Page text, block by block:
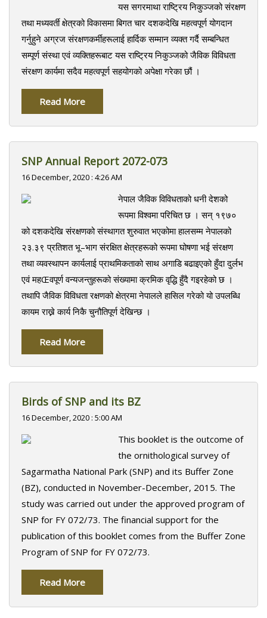
यस सगरमाथा राष्ट्रिय निकुञ्जको संरक्षण
तथा मध्यवर्ती क्षेत्रको विकासमा बिगत चार दशकदेखि महत्वपूर्ण योगदान
गर्नुहुने अग्रज संरक्षणकर्मीहरूलाई हार्दिक सम्मान व्यक्त गर्दै सम्बन्धित
सम्पूर्ण संस्था एवं व्यक्तिहरूबाट यस राष्ट्रिय निकुञ्जको जैविक विविधता
संरक्षण कार्यमा सदैव महत्वपूर्ण सहयोगको अपेक्षा गरेका छौं ।
Read More
SNP Annual Report 2072-073
16 December, 2020 : 4:26 AM
नेपाल जैविक विविधताको धनी देशको
रूपमा विश्वमा परिचित छ । सन् १९७०
को दशकदेखि संरक्षणको संस्थागत शुरुवात भएकोमा हालसम्म नेपालको
२३.३९ प्रतिशत भू–भाग संरक्षित क्षेत्रहरूको रूपमा घोषणा भई संरक्षण
तथा व्यवस्थापन कार्यलाई प्राथमिकताको साथ अगाडि बढाइएको हुँदा दुर्लभ
एवं महŒवपूर्ण वन्यजन्तुहरूको संख्यामा क्रमिक वृद्धि हुँदै गइरहेको छ ।
तथापि जैविक विविधता रक्षणको क्षेत्रमा नेपालले हासिल गरेको यो उपलब्धि
कायम राख्ने कार्य निकै चुनौतिपूर्ण देखिन्छ ।
Read More
Birds of SNP and its BZ
16 December, 2020 : 5:00 AM
This booklet is the outcome of
the ornithological survey of
Sagarmatha National Park (SNP) and its Buffer Zone
(BZ), conducted in November-December, 2015. The
study was carried out under the approved program of
SNP for FY 072/73. The financial support for the
publication of this booklet comes from the Buffer Zone
Program of SNP for FY 072/73.
Read More